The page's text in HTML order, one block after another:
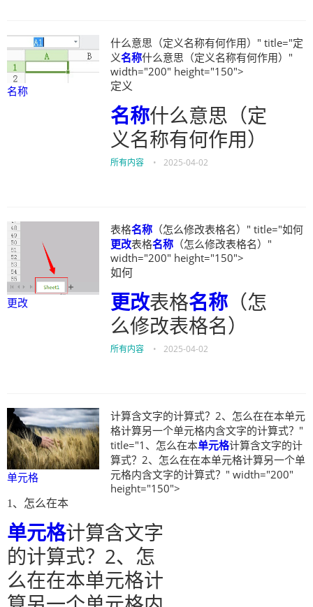
名称
什么意思（定义名称有何作用）" title="定
义名称什么意思（定义名称有何作用）"
width="200" height="150">
定义
名称什么意思（定
义名称有何作用）
所有内容 • 2025-04-02
更改
表格名称 （怎么修改表格名）" title="如何
更改表格名称 （怎么修改表格名）"
width="200" height="150">
如何
更改表格名称 （怎
么修改表格名）
所有内容 • 2025-04-02
单元格
计算含文字的计算式？2、怎么在在本单元
格计算另一个单元格内含文字的计算式？"
title="1、怎么在本单元格计算含文字的计
算式？2、怎么在在本单元格计算另一个单
元格内含文字的计算式？" width="200"
height="150">
1、怎么在本
单元格计算含文字
的计算式？2、怎
么在在本单元格计